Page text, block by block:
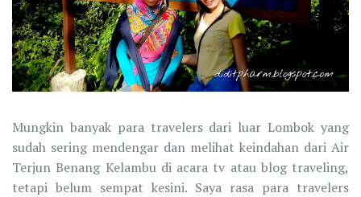
Mungkin banyak para travelers dari luar Lombok yang
sudah sering mendengar dan melihat keindahan dari Air
Terjun Benang Kelambu di acara tv atau blog traveling,
tetapi belum sempat kesini. Saya rasa para travelers